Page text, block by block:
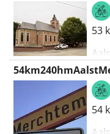
(
‼
53
:
be/
54